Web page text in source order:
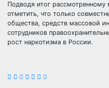
Подводя итог
отметить, что только
общества, средств массовой
сотрудников
рост наркотизма в России.